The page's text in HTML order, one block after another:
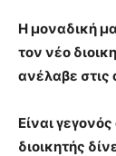
Η μοναδική
τον νέο
ανέλαβε στις
Είναι
διοικητής